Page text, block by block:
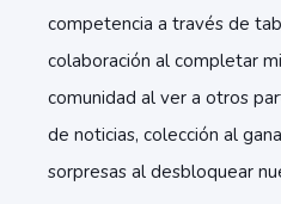
competencia a través de
colaboración al completar
comunidad al ver a otros
de noticias, colección al
sorpresas al desbloquear